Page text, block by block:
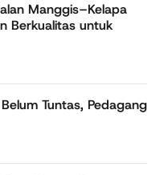
Manggis–Kelapa
Berkualitas untuk
Tuntas, Pedagang